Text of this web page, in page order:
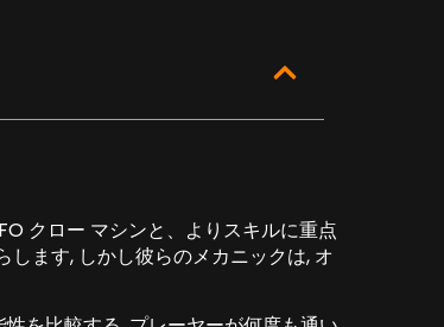
クロー マシンと、よりスキルに重点
ます, しかし彼らのメカニックは, オ